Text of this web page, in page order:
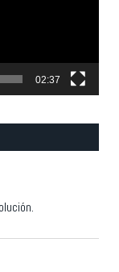
02:37